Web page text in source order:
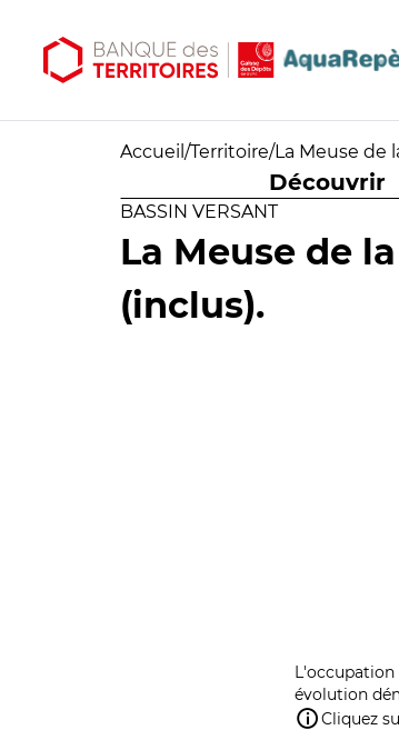
Accueil /Territoire/La Meuse de
Découvrir
BASSIN VERSANT
La Meuse de
(inclus).
L'occupation
évolution
Cliquez